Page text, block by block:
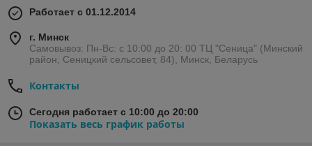
Работает с 01.12.2014
г. Минск
Самовывоз: Пн-Вс: с 10:00 до 20: 00 ТЦ "Сеница" (Минский
район, Сеницкий сельсовет, 84), Минск, Беларусь
Контакты
Сегодня работает с 10:00 до 20:00
Показать весь график работы